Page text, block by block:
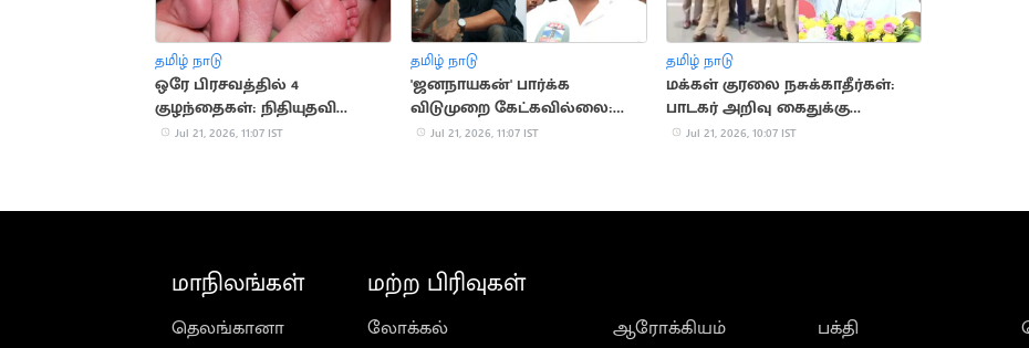
தமிழ் நாடு
ஒரே பிரசவத்தில் 4
குழந்தைகள்: நிதியுதவி
கோரும் ஆஸ்திரேலிய
Jul 21, 2026, 11:07 IST
தமிழ் நாடு
'ஜனநாயகன்' பார்க்க
விடுமுறை கேட்கவில்லை:
அமைச்சர் விக்னேஷ்
Jul 21, 2026, 11:07 IST
தமிழ் நாடு
மக்கள் குரலை நசுக்காதீர்கள்:
பாடகர் அறிவு கைதுக்கு
உதயநிதி ஆதங்கம்
Jul 21, 2026, 10:07 IST
மாநிலங்கள்
தெலங்கானா
மற்ற பிரிவுகள்
லோக்கல்
ஆரோக்கியம்
பக்தி